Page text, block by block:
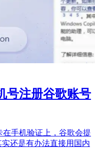
号注册谷歌账号
手机验证上，谷歌会提
还是有办法直接用国内